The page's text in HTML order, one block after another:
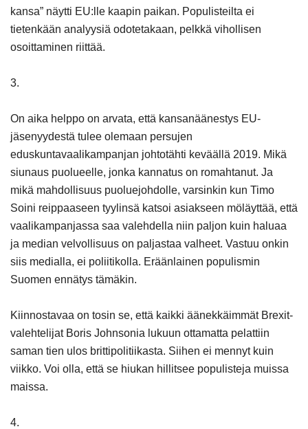
kansa” näytti EU:lle kaapin paikan. Populisteilta ei
tietenkään analyysiä odotetakaan, pelkkä vihollisen
osoittaminen riittää.
3.
On aika helppo on arvata, että kansanäänestys EU-
jäsenyydestä tulee olemaan persujen
eduskuntavaalikampanjan johtotähti keväällä 2019. Mikä
siunaus puolueelle, jonka kannatus on romahtanut. Ja
mikä mahdollisuus puoluejohdolle, varsinkin kun Timo
Soini reippaaseen tyylinsä katsoi asiakseen möläyttää, että
vaalikampanjassa saa valehdella niin paljon kuin haluaa
ja median velvollisuus on paljastaa valheet. Vastuu onkin
siis medialla, ei poliitikolla. Eräänlainen populismin
Suomen ennätys tämäkin.
Kiinnostavaa on tosin se, että kaikki äänekkäimmät Brexit-
valehtelijat Boris Johnsonia lukuun ottamatta pelattiin
saman tien ulos brittipolitiikasta. Siihen ei mennyt kuin
viikko. Voi olla, että se hiukan hillitsee populisteja muissa
maissa.
4.